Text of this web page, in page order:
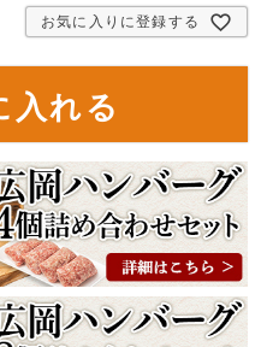
お気に入りに登録する
入れる